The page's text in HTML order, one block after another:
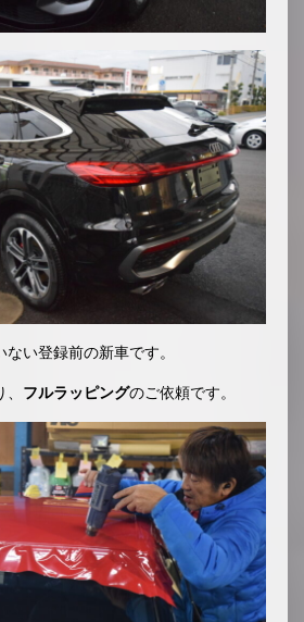
い登録前の新車です。
フルラッピングのご依頼です。